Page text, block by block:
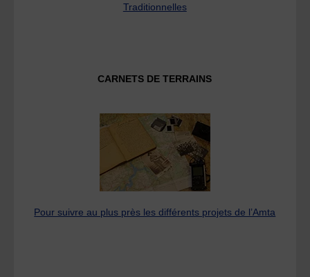
Traditionnelles
CARNETS DE TERRAINS
Pour suivre au plus près les différents projets de l’Amta